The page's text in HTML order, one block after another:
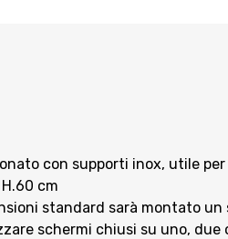
con supporti inox, utile
cm
standard sarà montato un
schermi chiusi su uno, due